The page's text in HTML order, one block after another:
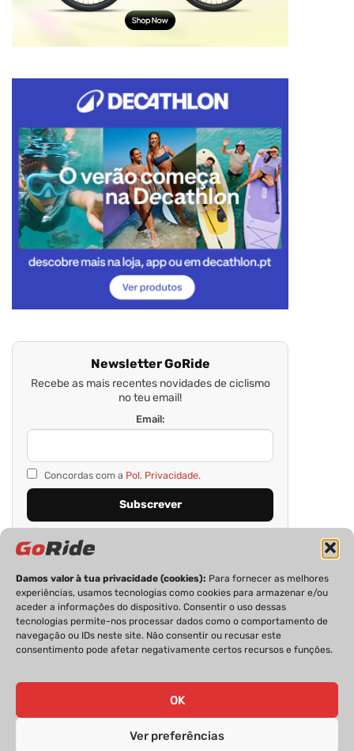
Damos valor à tua privacidade (cookies): Para fornecer as melhores
experiências, usamos tecnologias como cookies para armazenar e/ou
aceder a informações do dispositivo. Consentir o uso dessas
tecnologias permite-nos processar dados como o comportamento de
navegação ou IDs neste site. Não consentir ou recusar este
consentimento pode afetar negativamente certos recursos e funções.
OK
Ver preferências
Newsletter GoRide
Recebe as mais recentes novidades de ciclismo
no teu email!
Email:
Concordas com a Pol. Privacidade.
PRIVACIDADE FICHA TÉCNICA
ESTATUTO EDITORIAL